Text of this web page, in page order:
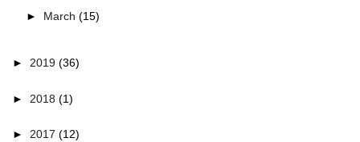
► March (15)
► 2019 (36)
► 2018 (1)
► 2017 (12)